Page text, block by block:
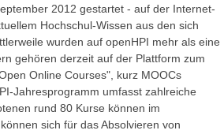
2012 gestartet - auf der Internet-
Hochschul-Wissen aus den sich
wurden auf openHPI mehr als eine
gehören derzeit auf der Plattform zum
Online Courses", kurz MOOCs
Jahresprogramm umfasst zahlreiche
rund 80 Kurse können im
sich für das Absolvieren von